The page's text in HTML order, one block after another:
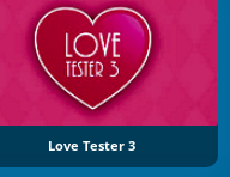
Love Tester 3